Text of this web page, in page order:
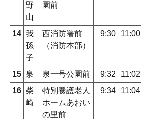
野
山
園前
14 我
孫
子
西消防署前
（消防本部）
9:30 11:00
15 泉 泉一号公園前 9:32 11:02
16 柴
崎
特別養護老人
ホームあおい
の里前
9:34 11:04